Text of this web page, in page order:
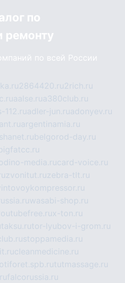
по
ремонту
по всей России
2864420.ru2rich.ru
aalse.rua380club.ru
112.ruadler-jun.ruadonyev.ru
argentinamia.ru
belgorod-day.ru
media.rucard-voice.ru
zvonitut.ruzebra-tlt.ru
wasabi-shop.ru
x-ton.ru
taksu.rutor-lyubov-i-grom.ru
stoppamedia.ru
cleanmedicine.ru
tutmassage.ru
falcorussia.ru